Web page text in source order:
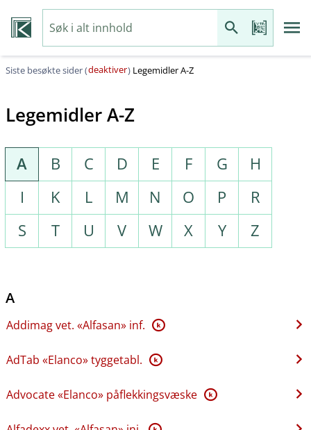
Siste besøkte sider (deaktiver) Legemidler A-Z
Legemidler A-Z
A B C D E F G
H
I
K L M N O P
R
S
T U V W X Y Z
A
Addimag vet. «Alfasan» inf. K
AdTab «Elanco» tyggetabl. K
Advocate «Elanco» påflekkingsvæske K